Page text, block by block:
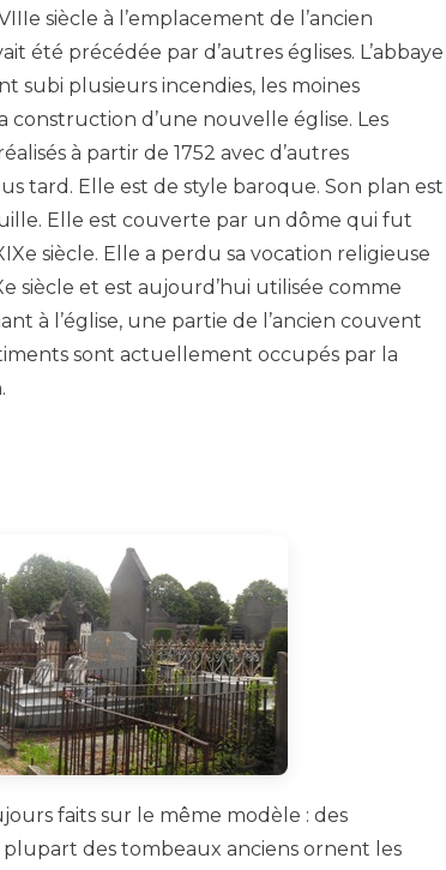
siècle à l’emplacement de l’ancien
été précédée par d’autres églises. L’abbaye
subi plusieurs incendies, les moines
construction d’une nouvelle église. Les
à partir de 1752 avec d’autres
tard. Elle est de style baroque. Son plan est
Elle est couverte par un dôme qui fut
siècle. Elle a perdu sa vocation religieuse
siècle et est aujourd’hui utilisée comme
à l’église, une partie de l’ancien couvent
sont actuellement occupés par la
faits sur le même modèle : des
des tombeaux anciens ornent les